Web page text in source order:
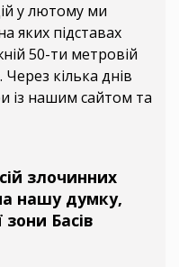
у лютому ми
яких підставах
50-ти метровій
кілька днів
із нашим сайтом та
злочинних
нашу думку,
Басів